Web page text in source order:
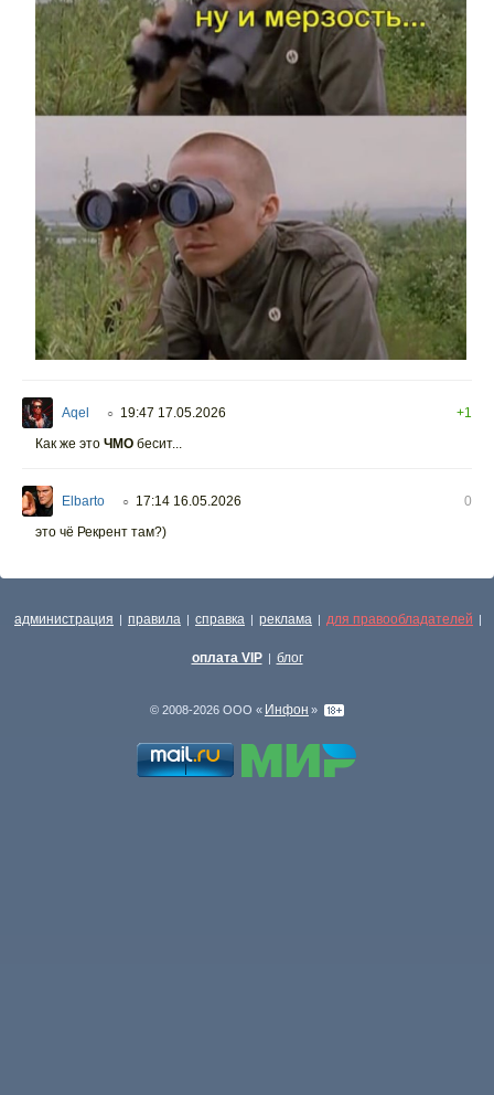
Aqel ○ 19:47 17.05.2026
+1
Как же это ЧМО бесит...
Elbarto ○ 17:14 16.05.2026
0
это чё Рекрент там?)
администрация | правила | справка | реклама | для правообладателей |
оплата VIP | блог
© 2008-2026 ООО « Инфон »